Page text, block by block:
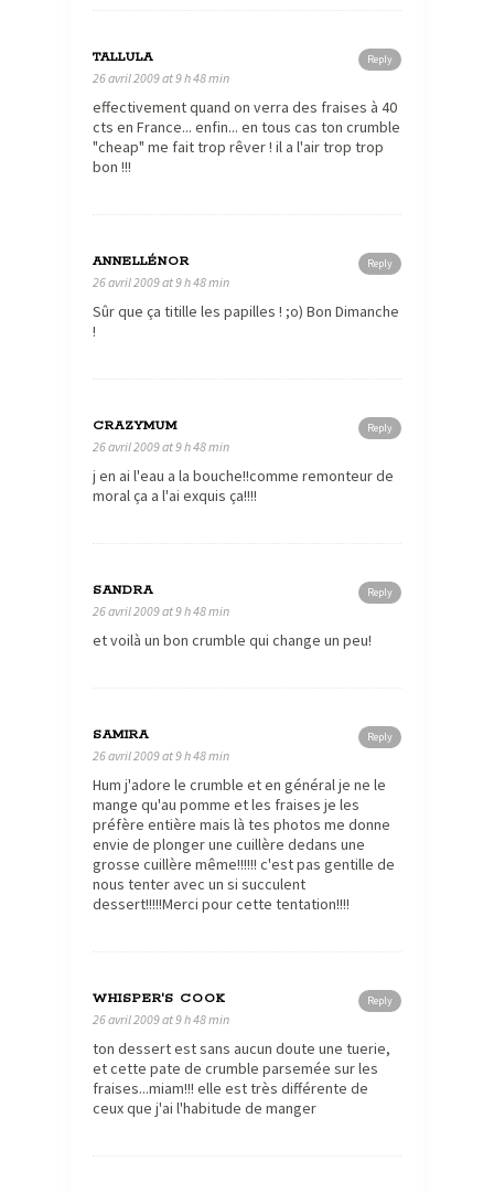
Reply
TALLULA
26 avril 2009 at 9 h 48 min
effectivement quand on verra des fraises à 40
cts en France... enfin... en tous cas ton crumble
"cheap" me fait trop rêver ! il a l'air trop trop
bon !!!
Reply
ANNELLÉNOR
26 avril 2009 at 9 h 48 min
Sûr que ça titille les papilles ! ;o) Bon Dimanche
!
Reply
CRAZYMUM
26 avril 2009 at 9 h 48 min
j en ai l'eau a la bouche!!comme remonteur de
moral ça a l'ai exquis ça!!!!
Reply
SANDRA
26 avril 2009 at 9 h 48 min
et voilà un bon crumble qui change un peu!
Reply
SAMIRA
26 avril 2009 at 9 h 48 min
Hum j'adore le crumble et en général je ne le
mange qu'au pomme et les fraises je les
préfère entière mais là tes photos me donne
envie de plonger une cuillère dedans une
grosse cuillère même!!!!!! c'est pas gentille de
nous tenter avec un si succulent
dessert!!!!!Merci pour cette tentation!!!!
Reply
WHISPER'S COOK
26 avril 2009 at 9 h 48 min
ton dessert est sans aucun doute une tuerie,
et cette pate de crumble parsemée sur les
fraises...miam!!! elle est très différente de
ceux que j'ai l'habitude de manger